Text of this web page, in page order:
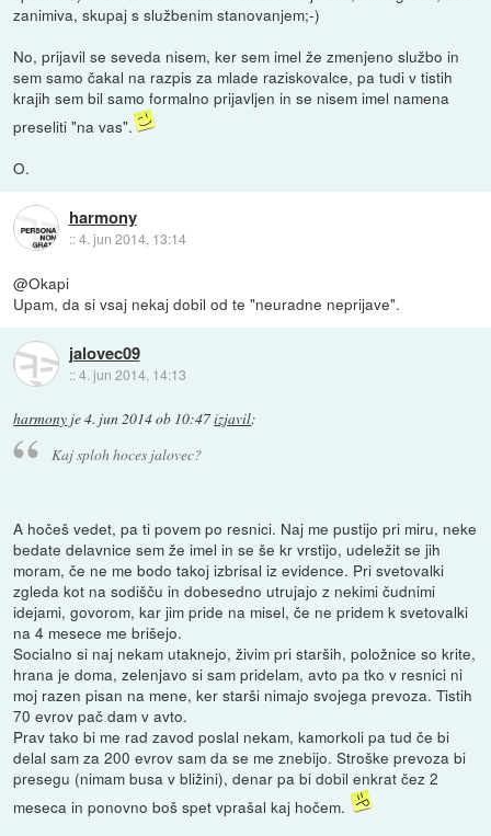
zanimiva, skupaj s službenim stanovanjem;-)
No, prijavil se seveda nisem, ker sem imel že zmenjeno službo in
sem samo čakal na razpis za mlade raziskovalce, pa tudi v tistih
krajih sem bil samo formalno prijavljen in se nisem imel namena
preseliti "na vas".
O.
harmony
::4. jun 2014, 13:14
@Okapi
Upam, da si vsaj nekaj dobil od te "neuradne neprijave".
jalovec09
::4. jun 2014, 14:13
harmony je4. jun 2014 ob 10:47izjavil:
Kaj sploh hoces jalovec?
A hočeš vedet, pa ti povem po resnici. Naj me pustijo pri miru, neke
bedate delavnice sem že imel in se še kr vrstijo, udeležit se jih
moram, če ne me bodo takoj izbrisal iz evidence. Pri svetovalki
zgleda kot na sodišču in dobesedno utrujajo z nekimi čudnimi
idejami, govorom, kar jim pride na misel, če ne pridem k svetovalki
na 4 mesece me brišejo.
Socialno si naj nekam utaknejo, živim pri starših, položnice so krite,
hrana je doma, zelenjavo si sam pridelam, avto pa tko v resnici ni
moj razen pisan na mene, ker starši nimajo svojega prevoza. Tistih
70 evrov pač dam v avto.
Prav tako bi me rad zavod poslal nekam, kamorkoli pa tud če bi
delal sam za 200 evrov sam da se me znebijo. Stroške prevoza bi
presegu (nimam busa v bližini), denar pa bi dobil enkrat čez 2
meseca in ponovno boš spet vprašal kaj hočem.